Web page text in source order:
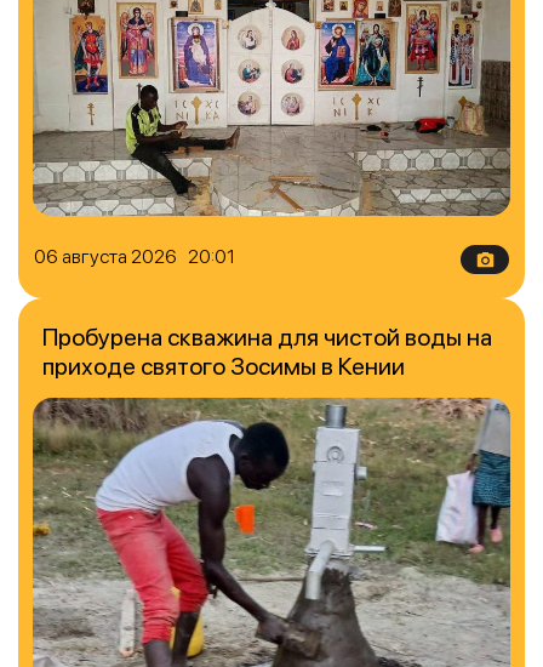
06 августа 2026 20:01
Пробурена скважина для чистой воды на
приходе святого Зосимы в Кении